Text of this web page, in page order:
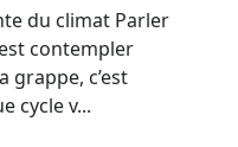
du climat Parler
contempler
grappe, c’est
cycle v...